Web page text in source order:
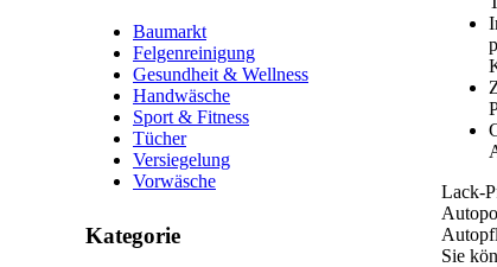
Baumarkt
Felgenreinigung
Gesundheit & Wellness
Handwäsche
Sport & Fitness
Tücher
Versiegelung
Vorwäsche
Kategorie
Lack-
Sie